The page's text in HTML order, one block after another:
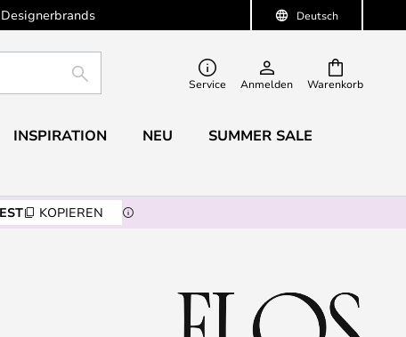
Deutsch
Warenkorb
SUCHE Service Anmelden
INSPIRATION NEU SUMMER SALE
KOPIEREN